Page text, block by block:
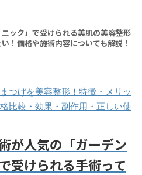
ニック」で受けられる美肌の美容整形
！価格や施術内容についても解説！
つげを美容整形！特徴・メリッ
比較・効果・副作用・正しい使
が人気の「ガーデン
受けられる手術って